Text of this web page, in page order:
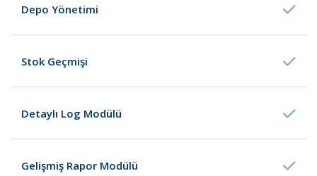
Depo Yönetimi
Stok Geçmişi
Detaylı Log Modülü
Gelişmiş Rapor Modülü